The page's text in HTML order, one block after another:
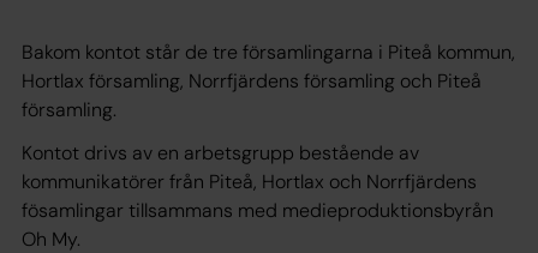
Bakom kontot står de tre församlingarna i Piteå kommun,
Hortlax församling, Norrfjärdens församling och Piteå
församling.
Kontot drivs av en arbetsgrupp bestående av
kommunikatörer från Piteå, Hortlax och Norrfjärdens
fösamlingar tillsammans med medieproduktionsbyrån
Oh My.